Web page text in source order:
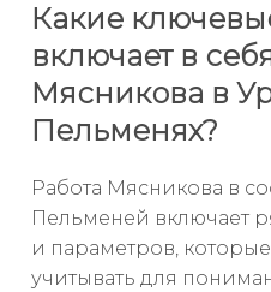
Какие
включает в
Мясникова в
Пельменях?
Работа Мясникова в
Пельменей включает
и параметров,
учитывать для